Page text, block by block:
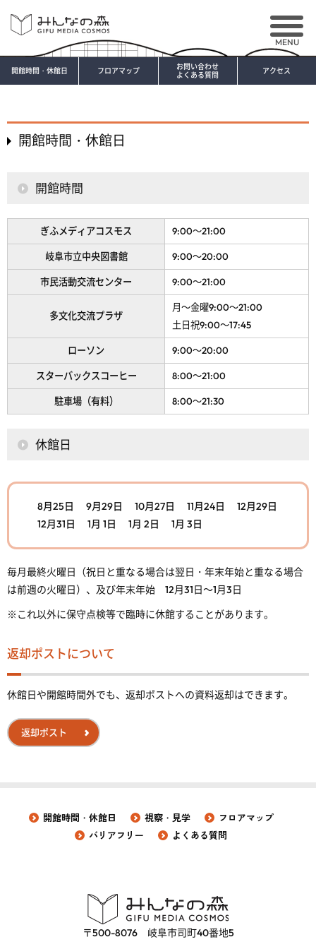
アクセス
開館時間・休館日 フロアマップ
お問い合わせ
よくある質問
MENU
開館時間・休館日
開館時間
ぎふメディアコスモス 9:00～21:00
岐阜市立中央図書館 9:00～20:00
市民活動交流センター 9:00～21:00
多文化交流プラザ
月～金曜9:00～21:00
土日祝9:00～17:45
ローソン 9:00～20:00
スターバックスコーヒー 8:00～21:00
駐車場（有料） 8:00～21:30
休館日
8月25日 9月29日 10月27日 11月24日
12月29日
12月31日
1月 1日 1月 2日 1月 3日
毎月最終火曜日（祝日と重なる場合は翌日・年末年始と重なる場合
は前週の火曜日）、及び年末年始 12月31日～1月3日
※これ以外に保守点検等で臨時に休館することがあります。
返却ポストについて
休館日や開館時間外でも、返却ポストへの資料返却はできます。
返却ポスト
開館時間・休館日 視察・見学
フロアマップ
バリアフリー
よくある質問
〒500-8076 岐阜市司町40番地5